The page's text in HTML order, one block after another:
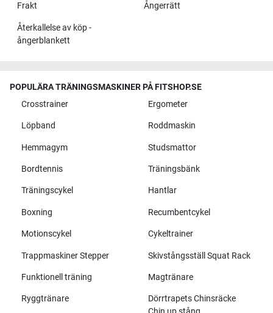
Frakt Ångerrätt
Återkallelse av köp -
ångerblankett
POPULÄRA TRÄNINGSMASKINER PÅ FITSHOP.SE
Crosstrainer
Ergometer
Löpband Roddmaskin
Hemmagym Studsmattor
Bordtennis Träningsbänk
Träningscykel Hantlar
Boxning Recumbentcykel
Motionscykel Cykeltrainer
Trappmaskiner Stepper Skivstångsställ Squat Rack
Funktionell träning Magtränare
Ryggtränare
Dörrtrapets Chinsräcke